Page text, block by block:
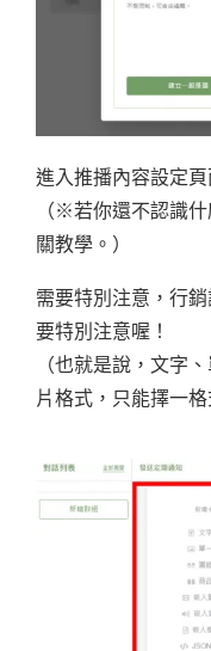
進入推播內容設定
（※若你還不認識
關教學。）
需要特別注意，行
要特別注意喔！
（也就是說，文字
片格式，只能擇一